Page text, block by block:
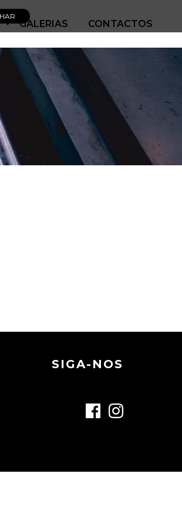
GALERIAS CONTACTOS
SIGA-NOS